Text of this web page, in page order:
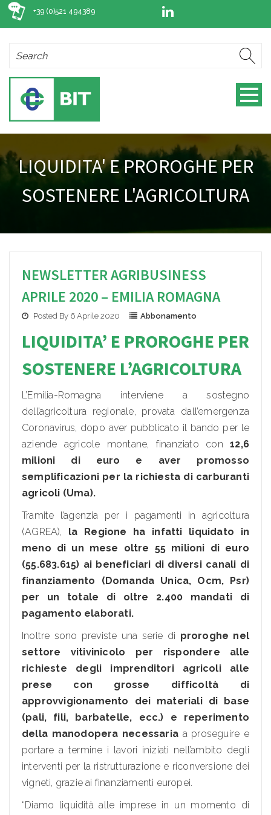
+39 (0)521 494389
LIQUIDITA' E PROROGHE PER
SOSTENERE L'AGRICOLTURA
NEWSLETTER AGRIBUSINESS
APRILE 2020 – EMILIA ROMAGNA
Posted By 6 Aprile 2020 Abbonamento
LIQUIDITA’ E PROROGHE PER
SOSTENERE L’AGRICOLTURA
L’Emilia-Romagna interviene a sostegno
dell’agricoltura regionale, provata dall’emergenza
Coronavirus, dopo aver pubblicato il bando per le
aziende agricole montane, finanziato con12,6
milioni di euro e aver promosso
semplificazioni per la richiesta di carburanti
agricoli (Uma).
Tramite l’agenzia per i pagamenti in agricoltura
(AGREA), la Regione ha infatti liquidato in
meno di un mese oltre 55 milioni di euro
(55.683.615) ai beneficiari di diversi canali di
finanziamento (Domanda Unica, Ocm, Psr)
per un totale di oltre 2.400 mandati di
pagamento elaborati.
Inoltre sono previste una serie di proroghe nel
settore vitivinicolo per rispondere alle
richieste degli imprenditori agricoli alle
prese con grosse difficoltà di
approvvigionamento dei materiali di base
(pali, fili, barbatelle, ecc.) e reperimento
della manodopera necessaria a proseguire e
portare a termine i lavori iniziati nell’ambito degli
interventi per la ristrutturazione e riconversione dei
vigneti, grazie ai finanziamenti europei.
“Diamo liquidità alle imprese in un momento di